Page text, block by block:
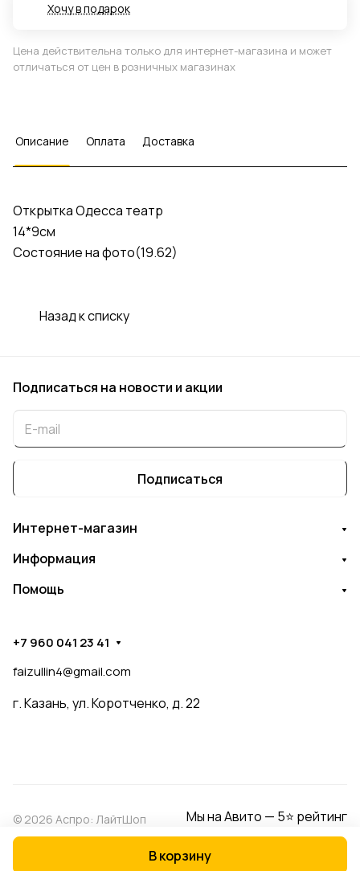
В корзину
Хочу в подарок
Цена действительна только для интернет-магазина и может
отличаться от цен в розничных магазинах
Описание Оплата Доставка
Открытка Одесса театр
14*9см
Состояние на фото(19.62)
Назад к списку
Подписаться на новости и акции
Подписаться
Интернет-магазин
Информация
Помощь
+7 960 041 23 41
faizullin4@gmail.com
г. Казань, ул. Коротченко, д. 22
© 2026 Аспро: ЛайтШоп Мы на Авито — 5⭐ рейтинг
Оферта